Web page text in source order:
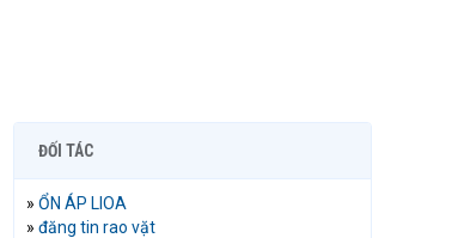
ĐỐI TÁC
» ỔN ÁP LIOA
» đăng tin rao vặt